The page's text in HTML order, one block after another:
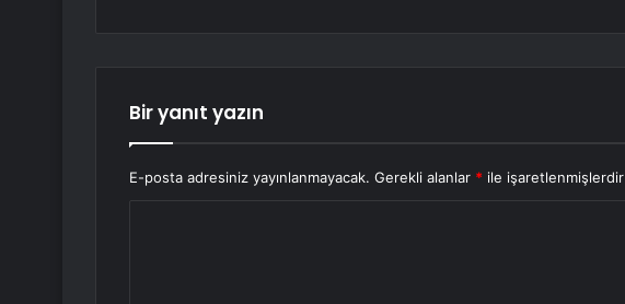
Bir yanıt yazın
E-posta adresiniz yayınlanmayacak. Gerekli alanlar * ile işaretlenmişlerdir